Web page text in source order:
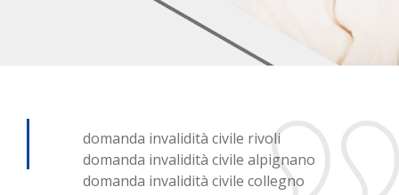
domanda invalidità civile rivoli
domanda invalidità civile alpignano
domanda invalidità civile collegno